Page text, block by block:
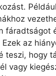
fáradtságot
az
teszi, hogy
vagy